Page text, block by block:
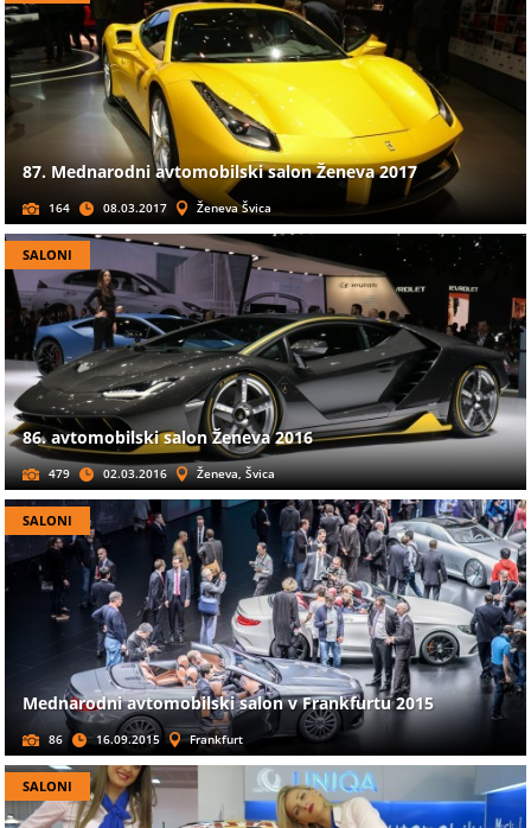
87. Mednarodni avtomobilski salon Ženeva 2017
164 08.03.2017 Ženeva Švica
SALONI
86. avtomobilski salon Ženeva 2016
479 02.03.2016 Ženeva, Švica
SALONI
Mednarodni avtomobilski salon v Frankfurtu 2015
86 16.09.2015 Frankfurt
SALONI